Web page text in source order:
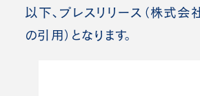
以下、プレスリリース（株式会
の引用）となります。